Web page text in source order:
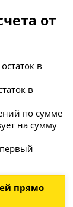
от
в
в
по сумме
на сумму
прямо